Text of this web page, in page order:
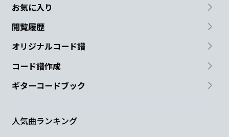
お気に入り
閲覧履歴
オリジナルコード譜
コード譜作成
ギターコードブック
人気曲ランキング